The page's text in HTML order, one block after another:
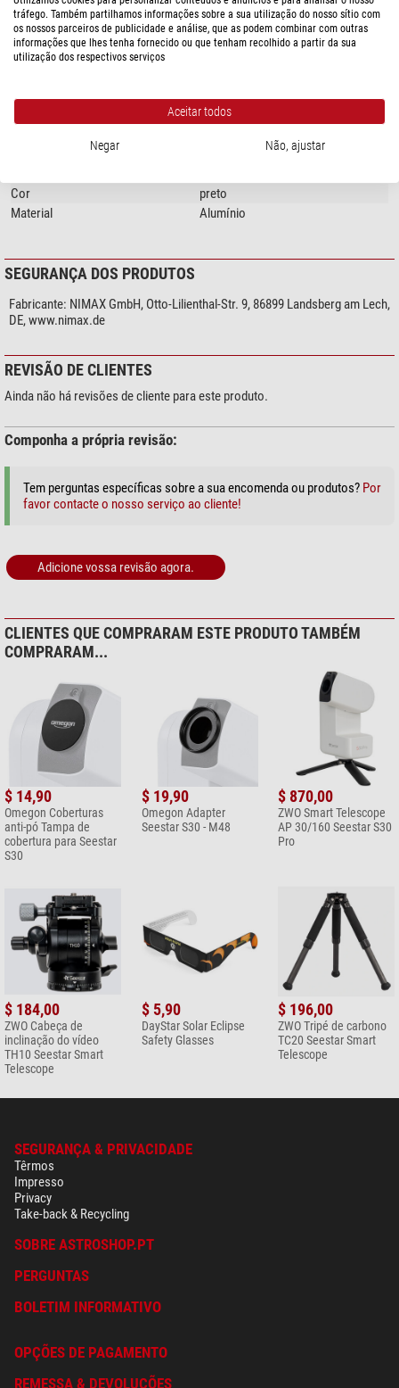
Fio
M48
Comprimento da ótica (mm)
20
Conexão (lado da câmera)
Tipo de construção
Cilíndro de extensão
Cor
preto
Material
Alumínio
SEGURANÇA DOS PRODUTOS
Fabricante: NIMAX GmbH, Otto-Lilienthal-Str. 9, 86899 Landsberg am Lech,
DE, www.nimax.de
REVISÃO DE CLIENTES
Ainda não há revisões de cliente para este produto.
Componha a própria revisão:
Tem perguntas específicas sobre a sua encomenda ou produtos? Por
favor contacte o nosso serviço ao cliente!
Adicione vossa revisão agora.
CLIENTES QUE COMPRARAM ESTE PRODUTO TAMBÉM
COMPRARAM...
$ 14,90
Omegon Coberturas
anti-pó Tampa de
cobertura para Seestar
S30
$ 19,90
Omegon Adapter
Seestar S30 - M48
$ 870,00
ZWO Smart Telescope
AP 30/160 Seestar S30
Pro
$ 184,00
ZWO Cabeça de
inclinação do vídeo
TH10 Seestar Smart
Telescope
$ 5,90
DayStar Solar Eclipse
Safety Glasses
$ 196,00
ZWO Tripé de carbono
TC20 Seestar Smart
Telescope
SEGURANÇA & PRIVACIDADE
Têrmos
Impresso
Privacy
Take-back & Recycling
SOBRE ASTROSHOP.PT
PERGUNTAS
BOLETIM INFORMATIVO
OPÇÕES DE PAGAMENTO
REMESSA & DEVOLUÇÕES
tráfego. Também partilhamos informações sobre a sua utilização do nosso sítio com
os nossos parceiros de publicidade e análise, que as podem combinar com outras
informações que lhes tenha fornecido ou que tenham recolhido a partir da sua
utilização dos respectivos serviços
Aceitar todos
Negar Não, ajustar